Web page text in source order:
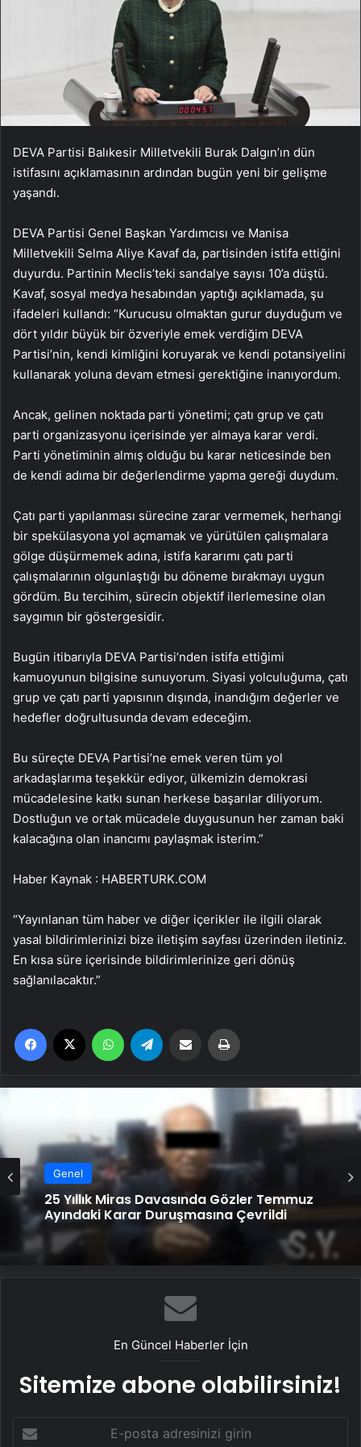
DEVA Partisi Balıkesir Milletvekili Burak Dalgın’ın dün
istifasını açıklamasının ardından bugün yeni bir gelişme
yaşandı.
DEVA Partisi Genel Başkan Yardımcısı ve Manisa
Milletvekili Selma Aliye Kavaf da, partisinden istifa ettiğini
duyurdu. Partinin Meclis’teki sandalye sayısı 10’a düştü.
Kavaf, sosyal medya hesabından yaptığı açıklamada, şu
ifadeleri kullandı: “Kurucusu olmaktan gurur duyduğum ve
dört yıldır büyük bir özveriyle emek verdiğim DEVA
Partisi’nin, kendi kimliğini koruyarak ve kendi potansiyelini
kullanarak yoluna devam etmesi gerektiğine inanıyordum.
Ancak, gelinen noktada parti yönetimi; çatı grup ve çatı
parti organizasyonu içerisinde yer almaya karar verdi.
Parti yönetiminin almış olduğu bu karar neticesinde ben
de kendi adıma bir değerlendirme yapma gereği duydum.
Çatı parti yapılanması sürecine zarar vermemek, herhangi
bir spekülasyona yol açmamak ve yürütülen çalışmalara
gölge düşürmemek adına, istifa kararımı çatı parti
çalışmalarının olgunlaştığı bu döneme bırakmayı uygun
gördüm. Bu tercihim, sürecin objektif ilerlemesine olan
saygımın bir göstergesidir.
Bugün itibarıyla DEVA Partisi’nden istifa ettiğimi
kamuoyunun bilgisine sunuyorum. Siyasi yolculuğuma, çatı
grup ve çatı parti yapısının dışında, inandığım değerler ve
hedefler doğrultusunda devam edeceğim.
Bu süreçte DEVA Partisi’ne emek veren tüm yol
arkadaşlarıma teşekkür ediyor, ülkemizin demokrasi
mücadelesine katkı sunan herkese başarılar diliyorum.
Dostluğun ve ortak mücadele duygusunun her zaman baki
kalacağına olan inancımı paylaşmak isterim.”
Haber Kaynak : HABERTURK.COM
“Yayınlanan tüm haber ve diğer içerikler ile ilgili olarak
yasal bildirimlerinizi bize iletişim sayfası üzerinden iletiniz.
En kısa süre içerisinde bildirimlerinize geri dönüş
sağlanılacaktır.”
Facebook WhatsApp Email'den paylaş
Genel
25 Yıllık Miras Davasında Gözler Temmuz
Ayındaki Karar Duruşmasına Çevrildi
En Güncel Haberler İçin
Sitemize abone olabilirsiniz!
posta